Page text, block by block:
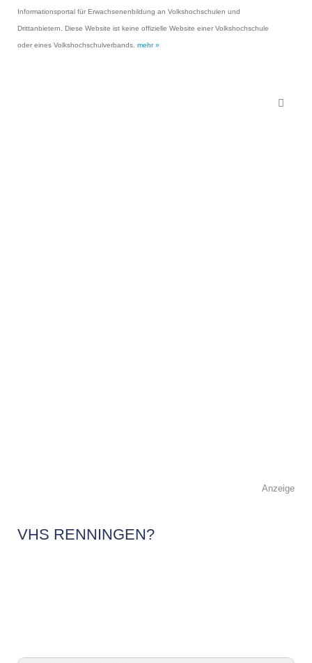
Informationsportal für Erwachsenenbildung an Volkshochschulen und
Drittanbietern. Diese Website ist keine offizielle Website einer Volkshochschule
oder eines Volkshochschulverbands. mehr »
Anzeige
VHS RENNINGEN?